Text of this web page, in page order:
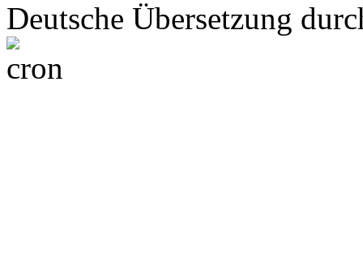
Deutsche Übersetzung